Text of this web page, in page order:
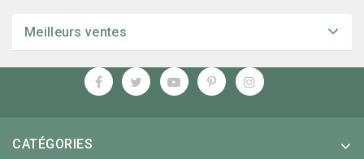
Meilleurs ventes
CATÉGORIES